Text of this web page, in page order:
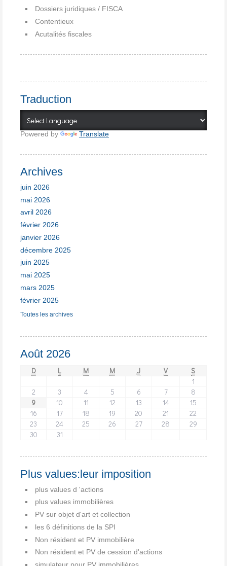
Dossiers juridiques / FISCA
Contentieux
Acutalités fiscales
Traduction
Powered by Translate
Archives
juin 2026
mai 2026
avril 2026
février 2026
janvier 2026
décembre 2025
juin 2025
mai 2025
mars 2025
février 2025
Toutes les archives
Août 2026
D L M M J V
S
1
2
3 4 5 6 7
8
9
10 11 12 13 14
15
16
17 18 19 20 21
22
23
24 25 26 27 28
29
30
31
Plus values:leur imposition
plus values d 'actions
plus values immobilières
PV sur objet d'art et collection
les 6 définitions de la SPI
Non résident et PV immobilière
Non résident et PV de cession d'actions